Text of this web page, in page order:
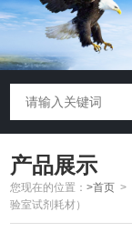
产品展示
您现在的位置：>首页 >
验室试剂耗材）